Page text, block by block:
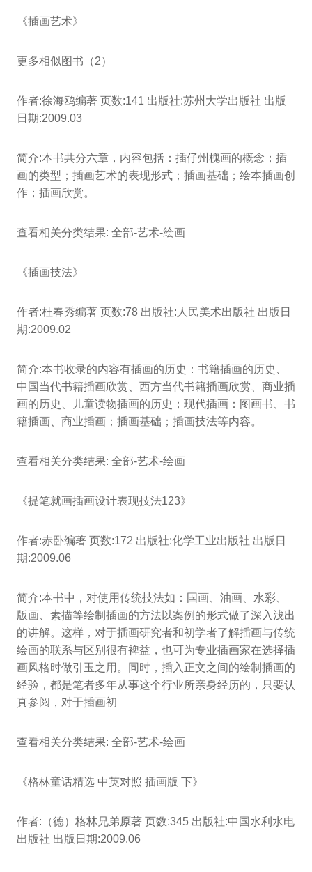
《插画艺术》
更多相似图书（2）
作者:徐海鸥编著 页数:141 出版社:苏州大学出版社 出版
日期:2009.03
简介:本书共分六章，内容包括：插仔州槐画的概念；插
画的类型；插画艺术的表现形式；插画基础；绘本插画创
作；插画欣赏。
查看相关分类结果: 全部-艺术-绘画
《插画技法》
作者:杜春秀编著 页数:78 出版社:人民美术出版社 出版日
期:2009.02
简介:本书收录的内容有插画的历史：书籍插画的历史、
中国当代书籍插画欣赏、西方当代书籍插画欣赏、商业插
画的历史、儿童读物插画的历史；现代插画：图画书、书
籍插画、商业插画；插画基础；插画技法等内容。
查看相关分类结果: 全部-艺术-绘画
《提笔就画插画设计表现技法123》
作者:赤卧编著 页数:172 出版社:化学工业出版社 出版日
期:2009.06
简介:本书中，对使用传统技法如：国画、油画、水彩、
版画、素描等绘制插画的方法以案例的形式做了深入浅出
的讲解。这样，对于插画研究者和初学者了解插画与传统
绘画的联系与区别很有裨益，也可为专业插画家在选择插
画风格时做引玉之用。同时，插入正文之间的绘制插画的
经验，都是笔者多年从事这个行业所亲身经历的，只要认
真参阅，对于插画初
查看相关分类结果: 全部-艺术-绘画
《格林童话精选 中英对照 插画版 下》
作者:（德）格林兄弟原著 页数:345 出版社:中国水利水电
出版社 出版日期:2009.06